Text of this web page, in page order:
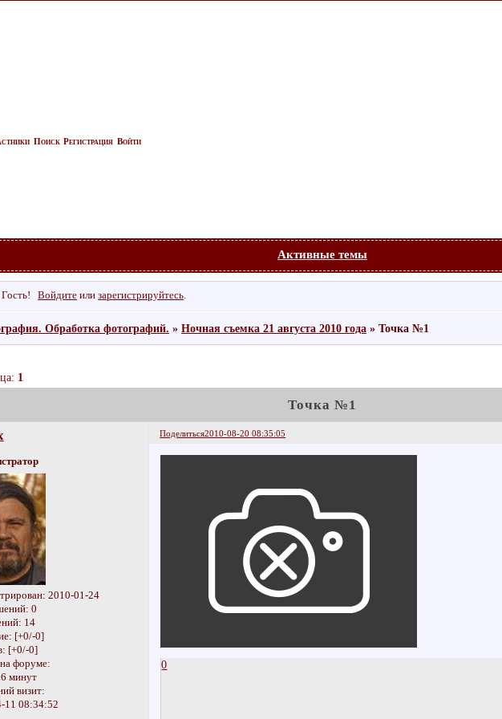
Поиск Регистрация Войти
Активные темы
Войдите илизарегистрируйтесь.
Обработка фотографий. »Ночная съемка 21 августа 2010 года »Точка №1
Точка №1
1
Поделиться2010-08-20 08:35:05
: 2010-01-24
0
14
[+0/-0]
[+0/-0]
форуме:
минут
визит:
11 08:34:52
0